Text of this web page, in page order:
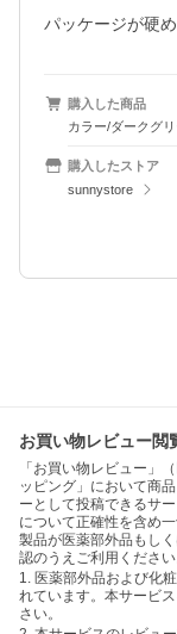
パッケージが硬
購入した商品
カラー/ダークグ
購入したストア
sunnystore
お買い物レビュー閲
「お買い物レビュー」
ッピング」において商
ーとして投稿できるサ
について正確性を含め
製品が医薬部外品もし
認のうえご利用ください
1. 医薬部外品および化
れています。本サービ
さい。